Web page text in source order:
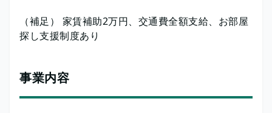
（補足） 家賃補助2万円、交通費全額支給、お部屋
探し支援制度あり
事業内容